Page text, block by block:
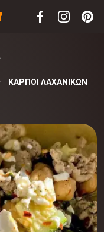
ΚΑΡΠΟΙ ΛΑΧΑΝΙΚΩΝ